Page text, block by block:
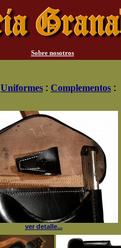
Sobre nosotros
Uniformes : Complementos :
ver detalle...